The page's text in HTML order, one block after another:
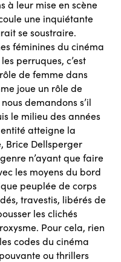
à leur mise en scène
une inquiétante
se soustraire.
féminines du cinéma
perruques, c’est
de femme dans
joue un rôle de
demandons s’il
le milieu des années
atteigne la
Brice Dellsperger
n’ayant que faire
les moyens du bord
peuplée de corps
travestis, libérés de
les clichés
Pour cela, rien
codes du cinéma
ou thrillers